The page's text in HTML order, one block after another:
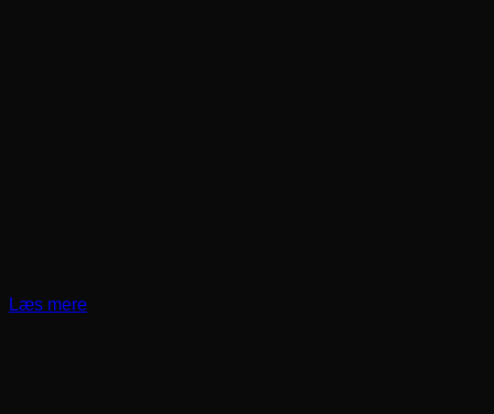
Læs mere